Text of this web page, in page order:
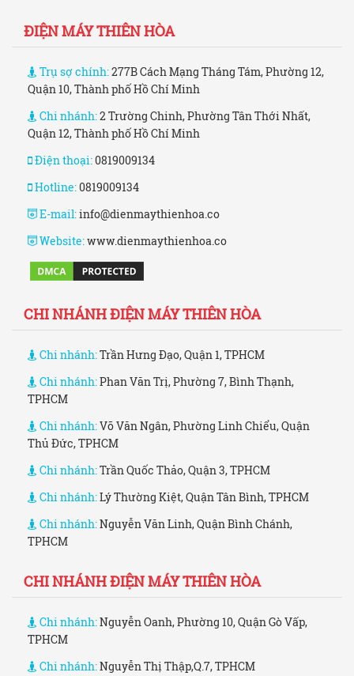
ĐIỆN MÁY THIÊN HÒA
Trụ sợ chính:277B Cách Mạng Tháng Tám, Phường 12,
Quận 10, Thành phố Hồ Chí Minh
Chi nhánh:2 Trường Chinh, Phường Tân Thới Nhất,
Quận 12, Thành phố Hồ Chí Minh
Điện thoại:0819009134
Hotline:0819009134
E-mail:info@dienmaythienhoa.co
Website:www.dienmaythienhoa.co
CHI NHÁNH ĐIỆN MÁY THIÊN HÒA
Chi nhánh:Trần Hưng Đạo, Quận 1, TPHCM
Chi nhánh:Phan Văn Trị, Phường 7, Bình Thạnh,
TPHCM
Chi nhánh:Võ Văn Ngân, Phường Linh Chiểu, Quận
Thủ Đức, TPHCM
Chi nhánh:Trần Quốc Thảo, Quận 3, TPHCM
Chi nhánh:Lý Thường Kiệt, Quận Tân Bình, TPHCM
Chi nhánh:Nguyễn Văn Linh, Quận Bình Chánh,
TPHCM
CHI NHÁNH ĐIỆN MÁY THIÊN HÒA
Chi nhánh:Nguyễn Oanh, Phường 10, Quận Gò Vấp,
TPHCM
Chi nhánh:Nguyễn Thị Thập,Q.7, TPHCM